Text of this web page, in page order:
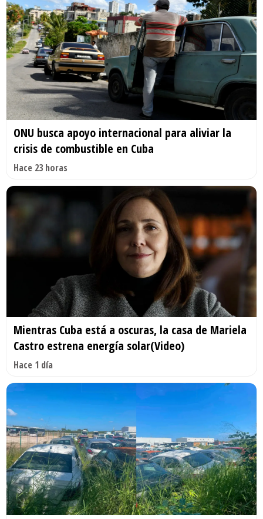
ONU busca apoyo internacional para aliviar la
crisis de combustible en Cuba
Hace 23 horas
Mientras Cuba está a oscuras, la casa de Mariela
Castro estrena energía solar(Video)
Hace 1 día